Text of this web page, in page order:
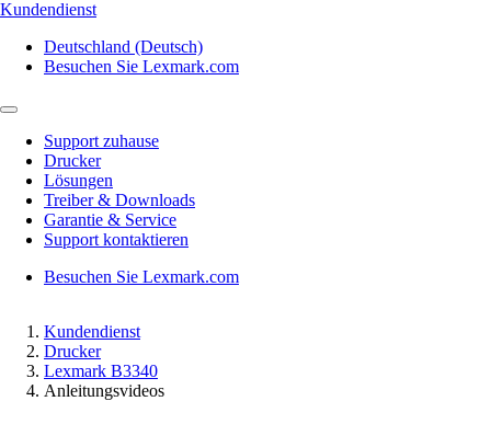
Kundendienst
Deutschland (Deutsch)
Besuchen Sie Lexmark.com
Support zuhause
Drucker
Lösungen
Treiber & Downloads
Garantie & Service
Support kontaktieren
Besuchen Sie Lexmark.com
Kundendienst
Drucker
Lexmark B3340
Anleitungsvideos